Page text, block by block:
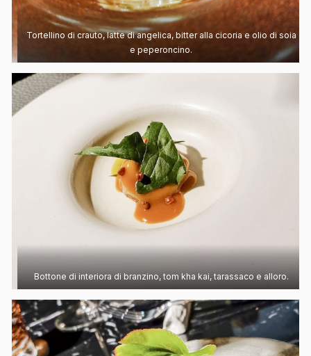
Tortellino di crauto, latte di angelica, bitter alla cicoria e olio di soia
e peperoncino.
Bottone di interiora di branzino, tom kha kai, tarassaco e alloro.